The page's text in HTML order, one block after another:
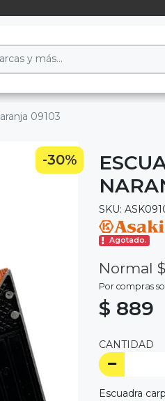
09103
-30%
SKU:
Agotado.
Normal
Por compras
$ 889
CANTIDAD
Escuadra